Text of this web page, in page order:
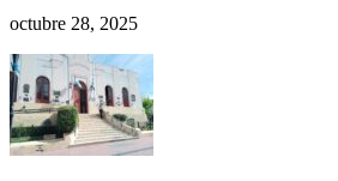
octubre 28, 2025